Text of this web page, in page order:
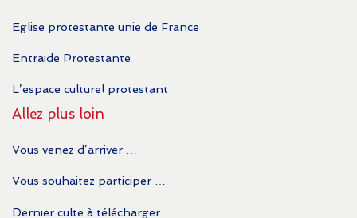
Eglise protestante unie de France
Entraide Protestante
L’espace culturel protestant
Allez plus loin
Vous venez d’arriver …
Vous souhaitez participer …
Dernier culte à télécharger